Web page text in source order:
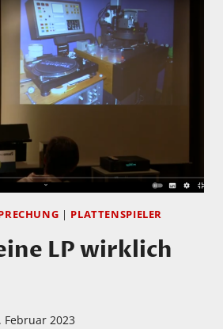
| PLATTENSPIELER
LP wirklich
Februar 2023